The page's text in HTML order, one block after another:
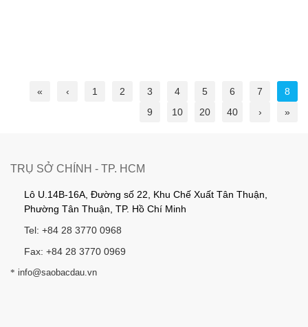
« ‹ 1 2 3 4 5 6 7
8
9
10 20 40 › »
TRỤ SỞ CHÍNH - TP. HCM
Lô U.14B-16A, Đường số 22, Khu Chế Xuất Tân Thuận,
Phường Tân Thuận, TP. Hồ Chí Minh
Tel: +84 28 3770 0968
Fax: +84 28 3770 0969
* info@saobacdau.vn